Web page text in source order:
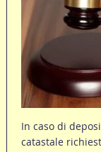
In caso di
catastale